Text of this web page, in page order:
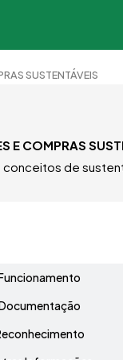
SUSTENTÁVEIS
E COMPRAS
de